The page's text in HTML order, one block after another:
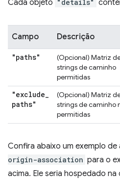
Cada objeto "details"
Campo Descrição
"paths"
(Opcional) Matriz
strings de caminho
permitidas
"exclude_
paths"
(Opcional) Matriz
strings de caminho
permitidas
Confira abaixo um exemplo de
origin-association para o
acima. Ele seria hospedado na